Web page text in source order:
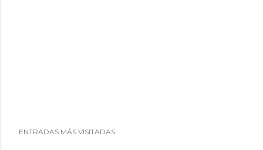
ENTRADAS MÁS VISITADAS